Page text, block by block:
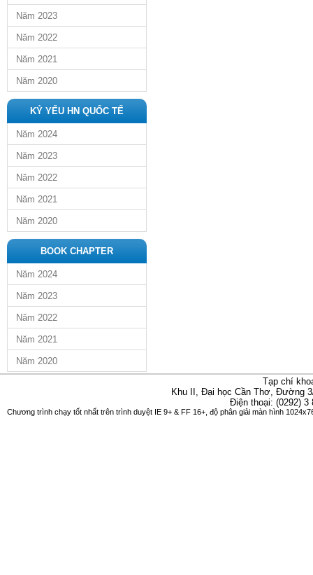
Năm 2023
Năm 2022
Năm 2021
Năm 2020
KỶ YẾU HN QUỐC TẾ
Năm 2024
Năm 2023
Năm 2022
Năm 2021
Năm 2020
BOOK CHAPTER
Năm 2024
Năm 2023
Năm 2022
Năm 2021
Năm 2020
Tạp chí
Khu II, Đại học Cần Thơ, Đường
Điện thoại: (0292)
Chương trình chạy tốt nhất trên trình duyệt IE 9+ & FF 16+, độ phân giải màn hình